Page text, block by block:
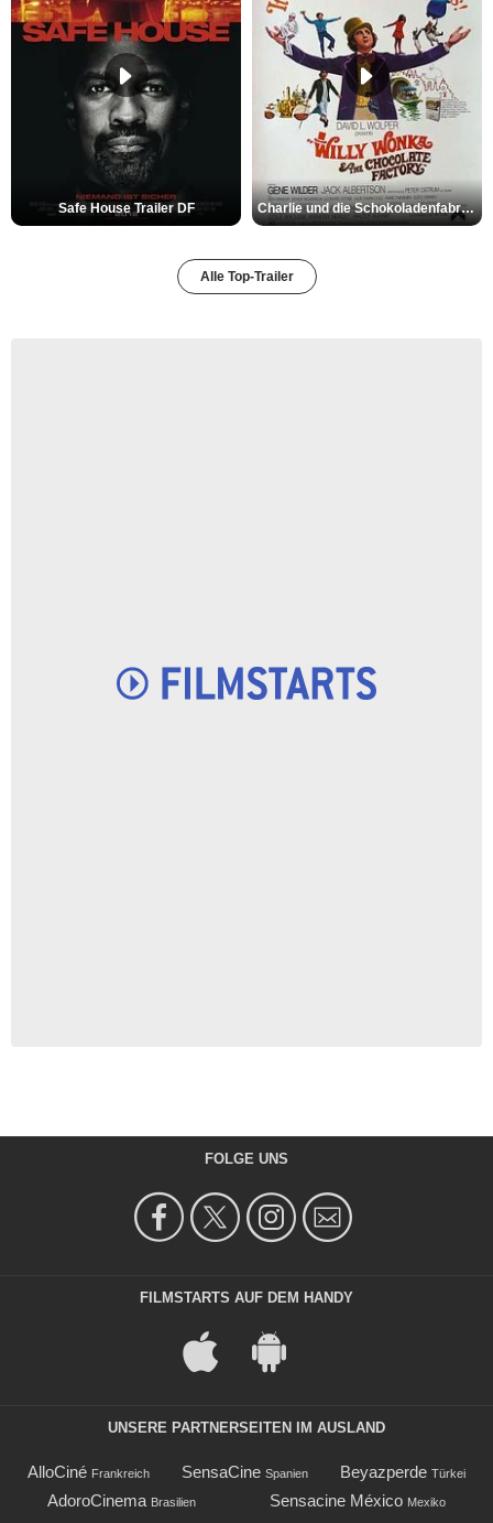
Safe House Trailer DF Charlie und die Schokoladenfabrik Trailer OV
Alle Top-Trailer
FOLGE UNS
FILMSTARTS AUF DEM HANDY
UNSERE PARTNERSEITEN IM AUSLAND
AlloCiné Frankreich SensaCine Spanien Beyazperde Türkei
AdoroCinema Brasilien Sensacine México Mexiko